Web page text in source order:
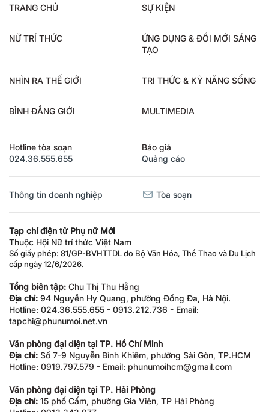
TRANG CHỦ SỰ KIỆN
NỮ TRÍ THỨC
ỨNG DỤNG & ĐỔI MỚI SÁNG
TẠO
NHÌN RA THẾ GIỚI TRI THỨC & KỸ NĂNG SỐNG
BÌNH ĐẲNG GIỚI MULTIMEDIA
Hotline tòa soạn
024.36.555.655
Báo giá
Quảng cáo
Thông tin doanh nghiệp Tòa soạn
Tạp chí điện tử Phụ nữ Mới
Thuộc Hội Nữ trí thức Việt Nam
Số giấy phép: 81/GP-BVHTTDL do Bộ Văn Hóa, Thể Thao và Du Lịch
cấp ngày 12/6/2026.
Tổng biên tập: Chu Thị Thu Hằng
Địa chỉ: 94 Nguyễn Hy Quang, phường Đống Đa, Hà Nội.
Hotline: 024.36.555.655 - 0913.212.736 - Email:
tapchi@phunumoi.net.vn
Văn phòng đại diện tại TP. Hồ Chí Minh
Địa chỉ: Số 7-9 Nguyễn Bỉnh Khiêm, phường Sài Gòn, TP.HCM
Hotline: 0919.797.579 - Email: phunumoihcm@gmail.com
Văn phòng đại diện tại TP. Hải Phòng
Địa chỉ: 15 phố Cấm, phường Gia Viên, TP Hải Phòng